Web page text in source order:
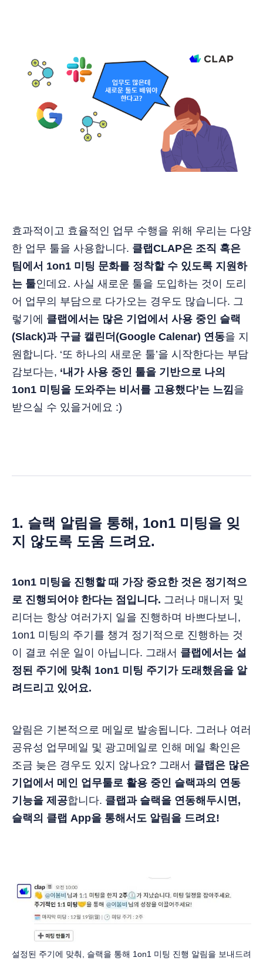
효과적이고 효율적인 업무 수행을 위해 우리는 다양
한 업무 툴을 사용합니다. 클랩CLAP은 조직 혹은
팀에서 1on1 미팅 문화를 정착할 수 있도록 지원하
는 툴인데요. 사실 새로운 툴을 도입하는 것이 도리
어 업무의 부담으로 다가오는 경우도 많습니다. 그
렇기에 클랩에서는 많은 기업에서 사용 중인 슬랙
(Slack)과 구글 캘린더(Google Calenar) 연동을 지
원합니다. ‘또 하나의 새로운 툴’을 시작한다는 부담
감보다는, ‘내가 사용 중인 툴을 기반으로 나의
1on1 미팅을 도와주는 비서를 고용했다’는 느낌을
받으실 수 있을거에요 :)
1. 슬랙 알림을 통해, 1on1 미팅을 잊
지 않도록 도움 드려요.
1on1 미팅을 진행할 때 가장 중요한 것은 정기적으
로 진행되어야 한다는 점입니다. 그러나 매니저 및
리더는 항상 여러가지 일을 진행하며 바쁘다보니,
1on1 미팅의 주기를 챙겨 정기적으로 진행하는 것
이 결코 쉬운 일이 아닙니다. 그래서 클랩에서는 설
정된 주기에 맞춰 1on1 미팅 주기가 도래했음을 알
려드리고 있어요.
알림은 기본적으로 메일로 발송됩니다. 그러나 여러
공유성 업무메일 및 광고메일로 인해 메일 확인은
조금 늦은 경우도 있지 않나요? 그래서 클랩은 많은
기업에서 메인 업무툴로 활용 중인 슬랙과의 연동
기능을 제공합니다. 클랩과 슬랙을 연동해두시면,
슬랙의 클랩 App을 통해서도 알림을 드려요!
설정된 주기에 맞춰, 슬랙을 통해 1on1 미팅 진행 알림을 보내드려